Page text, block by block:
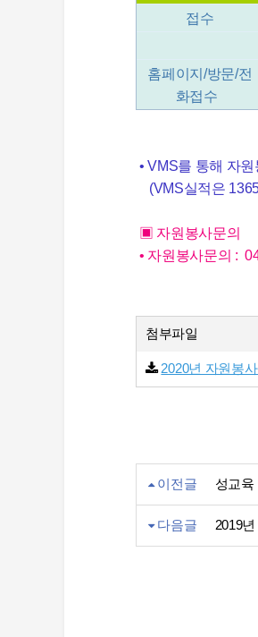
접수
홈페이지/방문/전
화접수
• VMS를 통해 자
(VMS실적은
▣ 자원봉사문의
• 자원봉사문의 :
첨부파일
2020년 자원봉
이전글 성교
다음글 2019